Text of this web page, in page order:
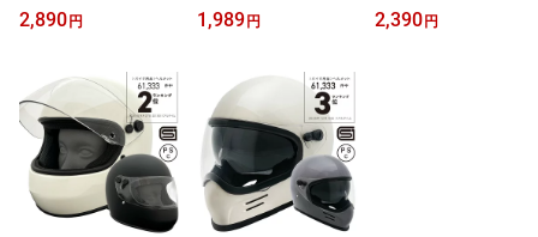
製】チェアマット 透明
約1800×910×1.5mm フ
クマット 傷防止 テーブ
ルフローリング 冷蔵庫
保護シート 大型 1畳 180
×91cmフロアマット キッ
チンマット 防水 ゲーミ
ング 犬 送料無料
2,890円
製】デスクマット 光学式
マウス対応 600×900mm
ア 凹み 傷 防止 保護 60x
90cm サイド テーブル マ
ット キッチンマット 保
護 子供机 勉強机 防水 ゲ
ーミング 犬 猫 ペット 送
料無料
1,989円
製】デスクマット120 光
学式マウス対応 600×120
2,390円